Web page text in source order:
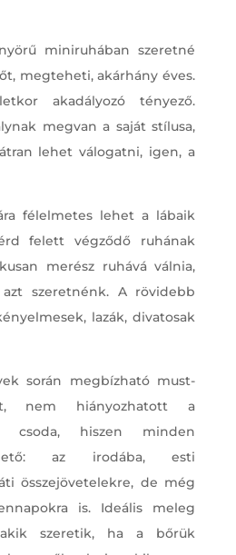
miniruhában szeretné
megteheti, akárhány éves.
akadályozó tényező.
megvan a saját stílusa,
lehet válogatni, igen, a
félelmetes lehet a lábaik
felett végződő ruhának
merész ruhává válnia,
szeretnénk. A rövidebb
lazák, divatosak
során megbízható must-
nem hiányozhatott a
csoda, hiszen minden
az irodába, esti
összejövetelekre, de még
is. Ideális meleg
szeretik, ha a bőrük